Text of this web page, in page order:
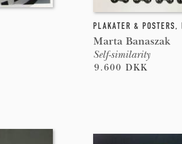
PLAKATER & POSTERS,
Marta Banaszak
Self-similarity
9.600 DKK